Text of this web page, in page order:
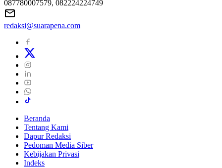
087780007579, 082224224749
redaksi@suarapena.com
Beranda
Tentang Kami
Dapur Redaksi
Pedoman Media Siber
Kebijakan Privasi
Indeks